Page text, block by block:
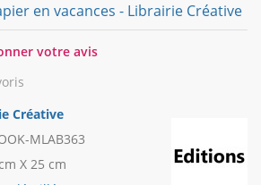
en vacances - Librairie Créative
votre avis
Créative
MLAB363
X 25 cm